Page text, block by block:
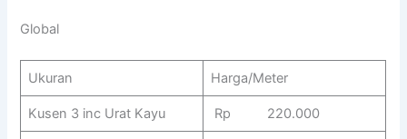
Global
Ukuran Harga/Meter
Kusen 3 inc Urat Kayu Rp 220.000